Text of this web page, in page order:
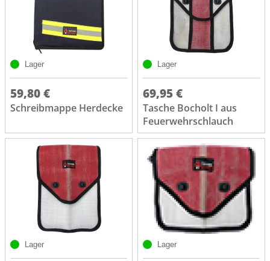
Lager
59,80 €
Schreibmappe Herdecke
Lager
69,95 €
Tasche Bocholt I aus
Feuerwehrschlauch
Lager Lager